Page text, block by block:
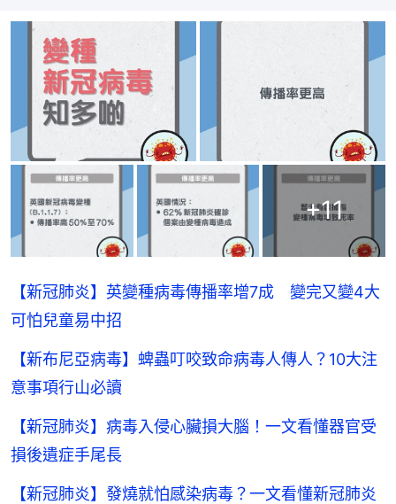
+11
【新冠肺炎】英變種病毒傳播率增7成 變完又變4大
可怕兒童易中招
【新布尼亞病毒】蜱蟲叮咬致命病毒人傳人？10大注
意事項行山必讀
【新冠肺炎】病毒入侵心臟損大腦！一文看懂器官受
損後遺症手尾長
【新冠肺炎】發燒就怕感染病毒？一文看懂新冠肺炎